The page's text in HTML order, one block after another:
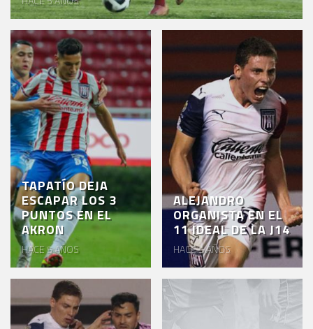
EVENTOS
DEPORTIVOS
REBAÑO
CHIVAS
TIENDA
CHIVAS
CHIVASTV
ESTADIO
AKRON
TOUR
ESTADIO
AKRON
TAPATÍO DEJA
ESCAPAR LOS 3
PUNTOS EN EL
AKRON
HACE 5 AÑOS
ALEJANDRO
ORGANISTA EN EL
11 IDEAL DE LA J14
HACE 5 AÑOS